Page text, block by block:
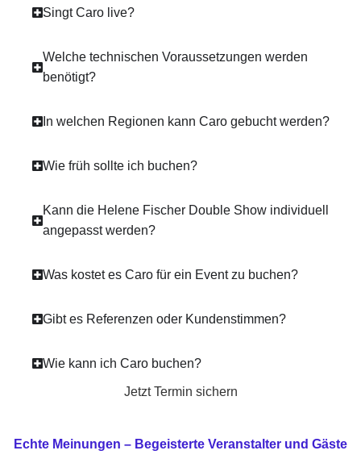
Singt Caro live?
Welche technischen Voraussetzungen werden
benötigt?
In welchen Regionen kann Caro gebucht werden?
Wie früh sollte ich buchen?
Kann die Helene Fischer Double Show individuell
angepasst werden?
Was kostet es Caro für ein Event zu buchen?
Gibt es Referenzen oder Kundenstimmen?
Wie kann ich Caro buchen?
Jetzt Termin sichern
Echte Meinungen – Begeisterte Veranstalter und Gäste